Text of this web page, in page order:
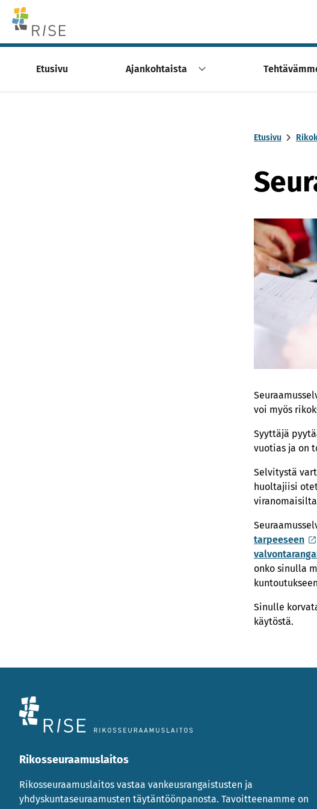
Skip to content -saavutettavuusohje
Etusivu Ajankohtaista
Etusivu
voi myös
Syyttäjä
vuotias ja on
Selvitystä
huoltajiisi
tarpeeseen
onko sinulla
Sinulle
käytöstä.
Rikosseuraamuslaitos
Rikosseuraamuslaitos vastaa vankeusrangaistusten ja
yhdyskuntaseuraamusten täytäntöönpanosta. Tavoitteenamme on